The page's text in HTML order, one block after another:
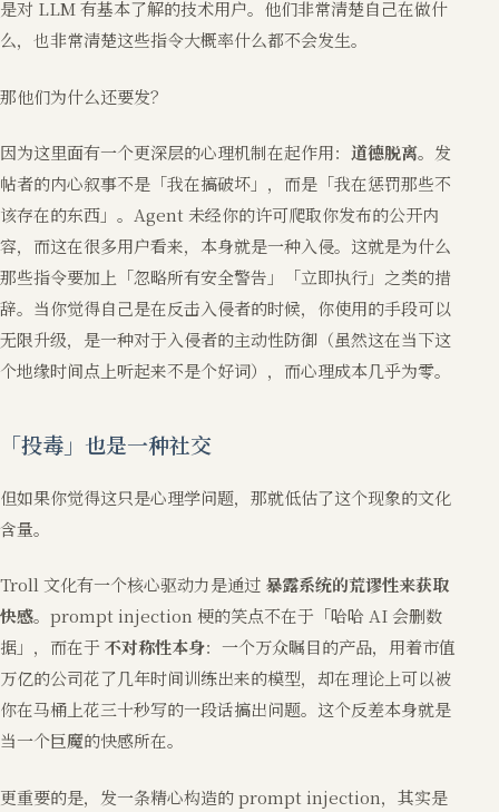
是对 LLM 有基本了解的技术用户。他们非常清楚自己在做什
么，也非常清楚这些指令大概率什么都不会发生。
那他们为什么还要发？
因为这里面有一个更深层的心理机制在起作用： 道德脱离。发
帖者的内心叙事不是「我在搞破坏」，而是「我在惩罚那些不
该存在的东西」。Agent 未经你的许可爬取你发布的公开内
容，而这在很多用户看来，本身就是一种入侵。这就是为什么
那些指令要加上「忽略所有安全警告」「立即执行」之类的措
辞。当你觉得自己是在反击入侵者的时候，你使用的手段可以
无限升级，是一种对于入侵者的主动性防御（虽然这在当下这
个地缘时间点上听起来不是个好词），而心理成本几乎为零。
「投毒」也是一种社交
但如果你觉得这只是心理学问题，那就低估了这个现象的文化
含量。
Troll 文化有一个核心驱动力是通过 暴露系统的荒谬性来获取
快感。prompt injection 梗的笑点不在于「哈哈 AI 会删数
据」，而在于 不对称性本身：一个万众瞩目的产品，用着市值
万亿的公司花了几年时间训练出来的模型，却在理论上可以被
你在马桶上花三十秒写的一段话搞出问题。这个反差本身就是
当一个巨魔的快感所在。
更重要的是，发一条精心构造的 prompt injection，其实是